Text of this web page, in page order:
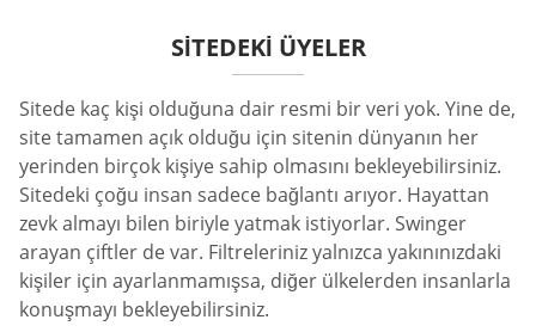
SITEDEKI ÜYELER
Sitede kaç kişi olduğuna dair resmi bir veri yok. Yine de,
site tamamen açık olduğu için sitenin dünyanın her
yerinden birçok kişiye sahip olmasını bekleyebilirsiniz.
Sitedeki çoğu insan sadece bağlantı arıyor. Hayattan
zevk almayı bilen biriyle yatmak istiyorlar. Swinger
arayan çiftler de var. Filtreleriniz yalnızca yakınınızdaki
kişiler için ayarlanmamışsa, diğer ülkelerden insanlarla
konuşmayı bekleyebilirsiniz.